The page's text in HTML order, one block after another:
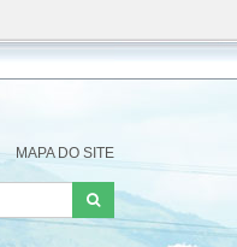
Fundação
Oswaldo
MAPA DO SITE